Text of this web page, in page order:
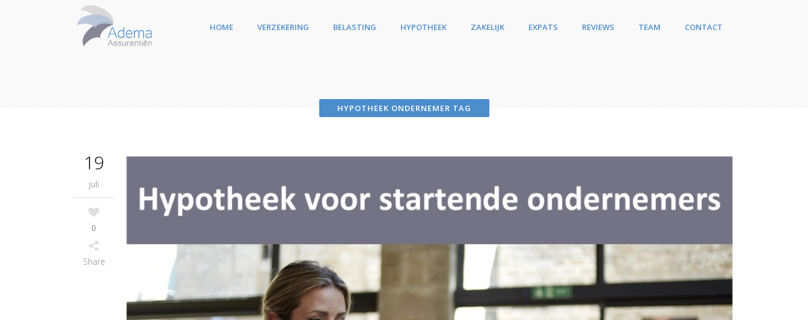
HOME VERZEKERING BELASTING HYPOTHEEK ZAKELIJK EXPATS REVIEWS TEAM CONTACT
HYPOTHEEK ONDERNEMER TAG
19
juli
0
Share